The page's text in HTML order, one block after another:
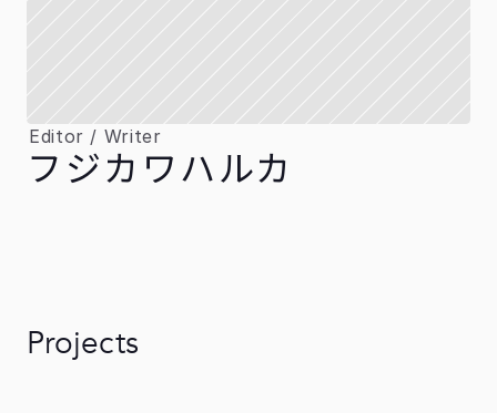
Editor / Writer
フジカワハルカ
Projects